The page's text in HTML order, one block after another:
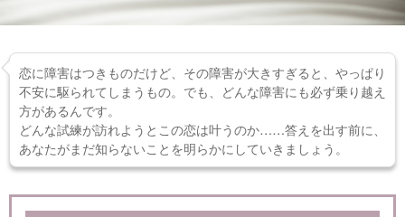
恋に障害はつきものだけど、その障害が大きすぎると、やっぱり
不安に駆られてしまうもの。でも、どんな障害にも必ず乗り越え
方があるんです。
どんな試練が訪れようとこの恋は叶うのか……答えを出す前に、
あなたがまだ知らないことを明らかにしていきましょう。